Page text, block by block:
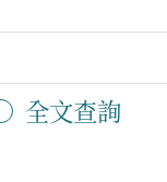
全文查詢